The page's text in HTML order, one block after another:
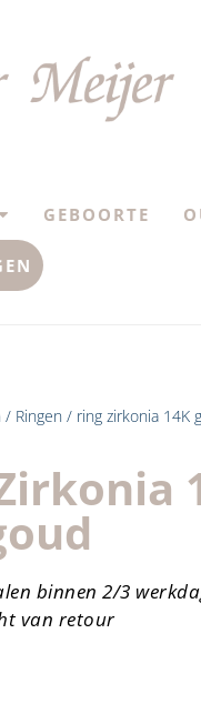
GEBOORTE
/ Ringen / ring zirkonia 14K
binnen 2/3
van retour